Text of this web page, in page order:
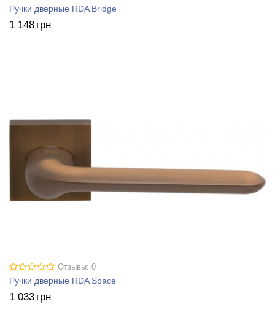
Ручки дверные RDA Bridge
1 148 грн
Отзывы: 0
Ручки дверные RDA Space
1 033 грн